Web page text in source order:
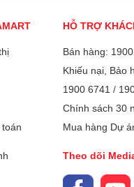
HỖ TRỢ
Bán hàng:
Khiếu nại, Bảo
1900 6741 /
Chính sách 30
Mua hàng Dự
Theo dõi